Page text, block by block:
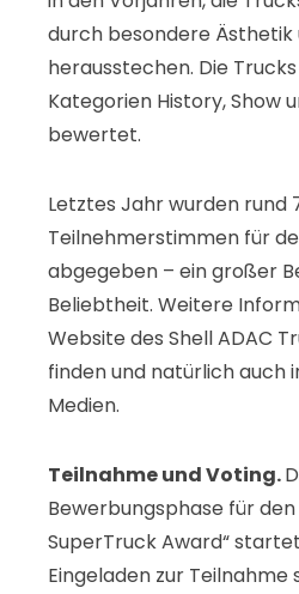
durch besondere Ästhetik
herausstechen. Die
Kategorien History, Show
bewertet.
Letztes Jahr wurden rund
Teilnehmerstimmen für
abgegeben – ein großer
Beliebtheit. Weitere
Website des Shell ADAC
finden und natürlich auch
Medien.
Teilnahme und Voting.
Bewerbungsphase für den
SuperTruck Award“
Eingeladen zur Teilnahme